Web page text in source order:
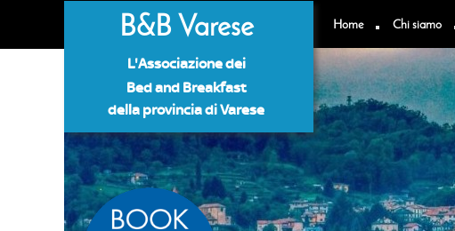
Home Chi siamo
B&B Varese
L'Associazione dei
Bed and Breakfast
della provincia di Varese